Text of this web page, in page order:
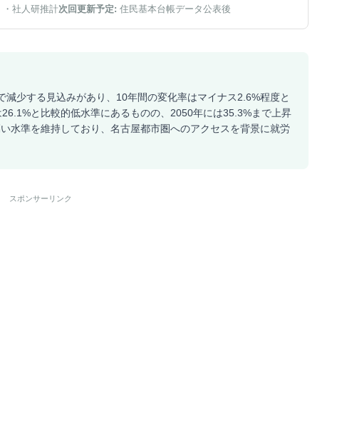
・社人研推計次回更新予定: 住民基本台帳データ公表後
少する見込みがあり、10年間の変化率はマイナス2.6%程度と
と比較的低水準にあるものの、2050年には35.3%まで上昇
水準を維持しており、名古屋都市圏へのアクセスを背景に就労
スポンサーリンク